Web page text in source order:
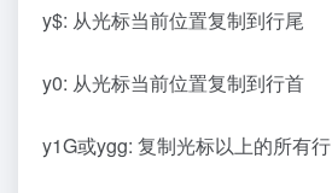
y$: 从光标当前位置复制到行尾
y0: 从光标当前位置复制到行首
y1G或ygg: 复制光标以上的所有行